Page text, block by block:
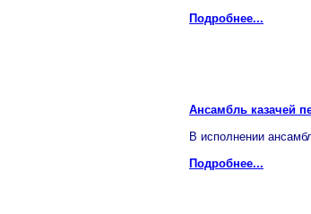
Подробнее...
Ансамбль казачей
В исполнении
Подробнее...